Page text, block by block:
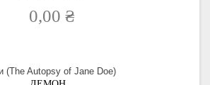
0,00 ₴